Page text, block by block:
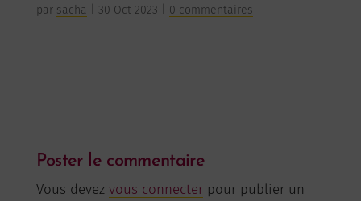
par sacha 30 Oct 2023 0 commentaires
Poster le commentaire
Vous devez vous connecterpour publier un